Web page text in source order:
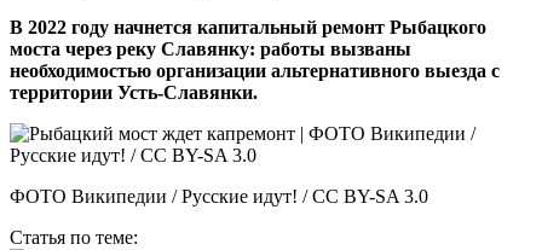
В 2022 году начнется капитальный ремонт Рыбацкого
моста через реку Славянку: работы вызваны
необходимостью организации альтернативного выезда с
территории Усть-Славянки.
ФОТО Википедии / Русские идут! / CC BY-SA 3.0
Статья по теме: